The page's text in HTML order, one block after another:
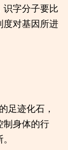
识字分子要比
度对基因所进
足迹化石，
制身体的行